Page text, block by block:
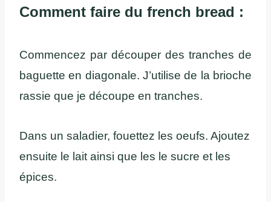
Comment faire du french bread :
Commencez par découper des tranches de
baguette en diagonale. J’utilise de la brioche
rassie que je découpe en tranches.
Dans un saladier, fouettez les oeufs. Ajoutez
ensuite le lait ainsi que les le sucre et les
épices.